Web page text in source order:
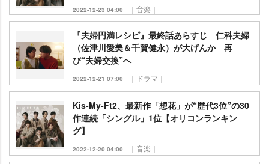
2022-12-23 04:00 ｜音楽｜
『夫婦円満レシピ』最終話あらすじ 仁科夫婦
（佐津川愛美＆千賀健永）が大げんか 再
び“夫婦交換”へ
2022-12-21 07:00 ｜ドラマ｜
Kis-My-Ft2、最新作「想花」が“歴代3位”の30
作連続「シングル」1位【オリコンランキン
グ】
2022-12-20 04:00 ｜音楽｜